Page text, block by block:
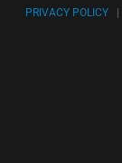
PRIVACY POLICY|